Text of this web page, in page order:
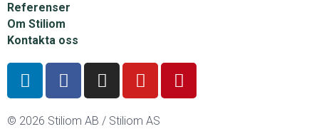
Referenser
Om Stiliom
Kontakta oss
© 2026 Stiliom AB / Stiliom AS